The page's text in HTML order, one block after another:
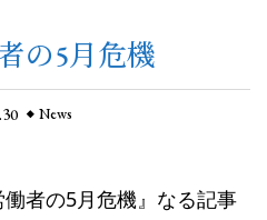
の5月危機
News
者の5月危機』なる記事